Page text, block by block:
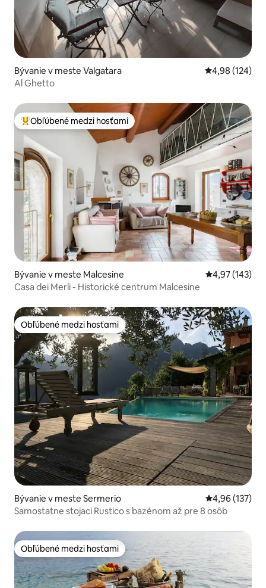
Bývanie v meste Valgatara Priemerné
4,98 (124)
Al Ghetto
Najobľúbenejšie medzi hosťami
Obľúbené medzi hosťami
Bývanie v meste Malcesine Priemerné
4,97 (143)
Casa dei Merli - Historické centrum Malcesine
Obľúbené medzi hosťami
Obľúbené medzi hosťami
Bývanie v meste Sermerio Priemerné
4,96 (137)
Samostatne stojaci Rustico s bazénom až pre 8 osôb
Obľúbené medzi hosťami
Obľúbené medzi hosťami